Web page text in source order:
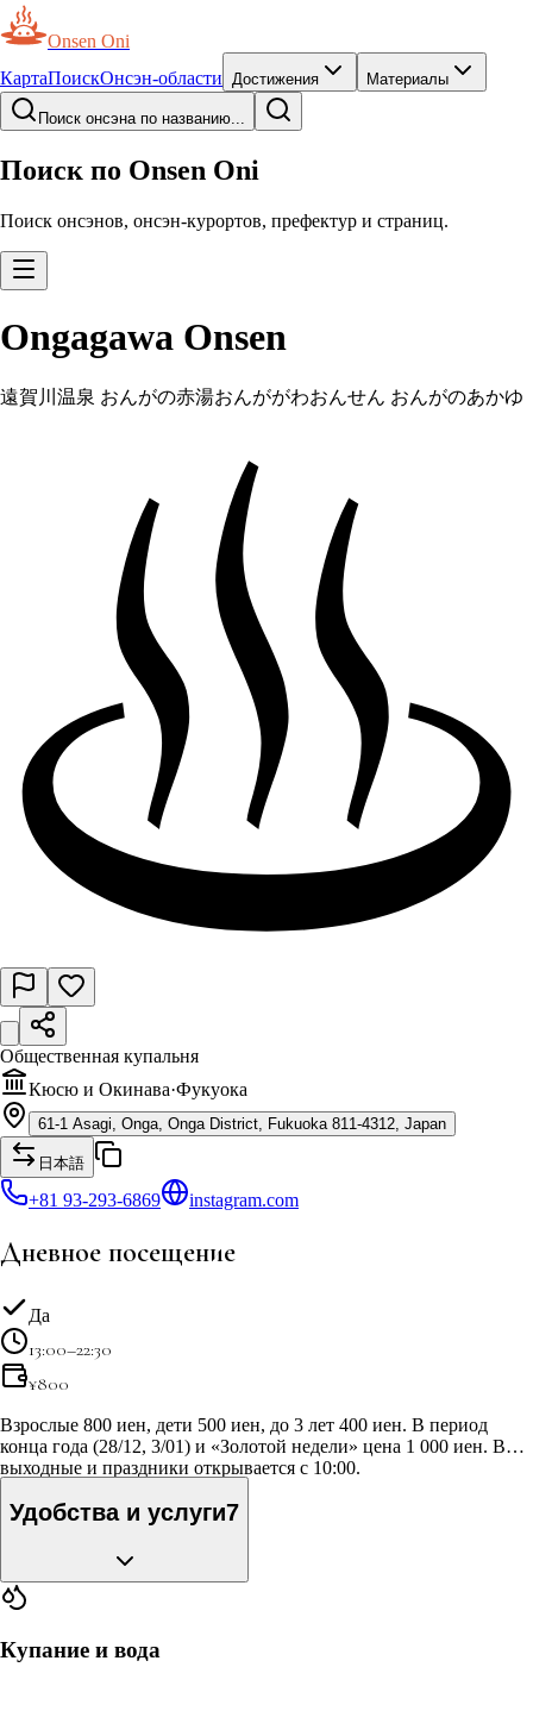
Onsen Oni
КартаПоискОнсэн-области Достижения Материалы
Поиск онсэна по названию...
Поиск по Onsen Oni
Поиск онсэнов, онсэн-курортов, префектур и страниц.
Ongagawa Onsen
遠賀川温泉 おんがの赤湯おんががわおんせん おんがのあかゆ
Общественная купальня
Кюсю и Окинава·Фукуока
61-1 Asagi, Onga, Onga District, Fukuoka 811-4312, Japan
日本語
+81 93-293-6869 instagram.com
Дневное посещение
Да
13:00–22:30
¥800
Взрослые 800 иен, дети 500 иен, до 3 лет 400 иен. В период
конца года (28/12, 3/01) и «Золотой недели» цена 1 000 иен. В
выходные и праздники открывается с 10:00.
Удобства и услуги7
Купание и вода